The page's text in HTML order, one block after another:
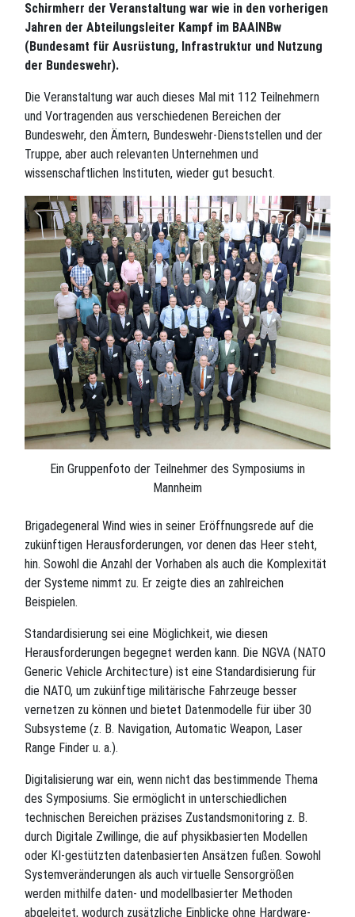
Schirmherr der Veranstaltung war wie in den vorherigen
Jahren der Abteilungsleiter Kampf im BAAINBw
(Bundesamt für Ausrüstung, Infrastruktur und Nutzung
der Bundeswehr).
Die Veranstaltung war auch dieses Mal mit 112 Teilnehmern
und Vortragenden aus verschiedenen Bereichen der
Bundeswehr, den Ämtern, Bundeswehr-Dienststellen und der
Truppe, aber auch relevanten Unternehmen und
wissenschaftlichen Instituten, wieder gut besucht.
Ein Gruppenfoto der Teilnehmer des Symposiums in
Mannheim
Brigadegeneral Wind wies in seiner Eröffnungsrede auf die
zukünftigen Herausforderungen, vor denen das Heer steht,
hin. Sowohl die Anzahl der Vorhaben als auch die Komplexität
der Systeme nimmt zu. Er zeigte dies an zahlreichen
Beispielen.
Standardisierung sei eine Möglichkeit, wie diesen
Herausforderungen begegnet werden kann. Die NGVA (NATO
Generic Vehicle Architecture) ist eine Standardisierung für
die NATO, um zukünftige militärische Fahrzeuge besser
vernetzen zu können und bietet Datenmodelle für über 30
Subsysteme (z. B. Navigation, Automatic Weapon, Laser
Range Finder u. a.).
Digitalisierung war ein, wenn nicht das bestimmende Thema
des Symposiums. Sie ermöglicht in unterschiedlichen
technischen Bereichen präzises Zustandsmonitoring z. B.
durch Digitale Zwillinge, die auf physikbasierten Modellen
oder KI-gestützten datenbasierten Ansätzen fußen. Sowohl
Systemveränderungen als auch virtuelle Sensorgrößen
werden mithilfe daten- und modellbasierter Methoden
abgeleitet, wodurch zusätzliche Einblicke ohne Hardware-